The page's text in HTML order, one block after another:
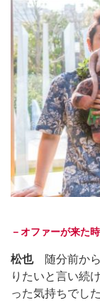
－オファーが来た
松也随分前から
りたいと言い続
った気持ちでした